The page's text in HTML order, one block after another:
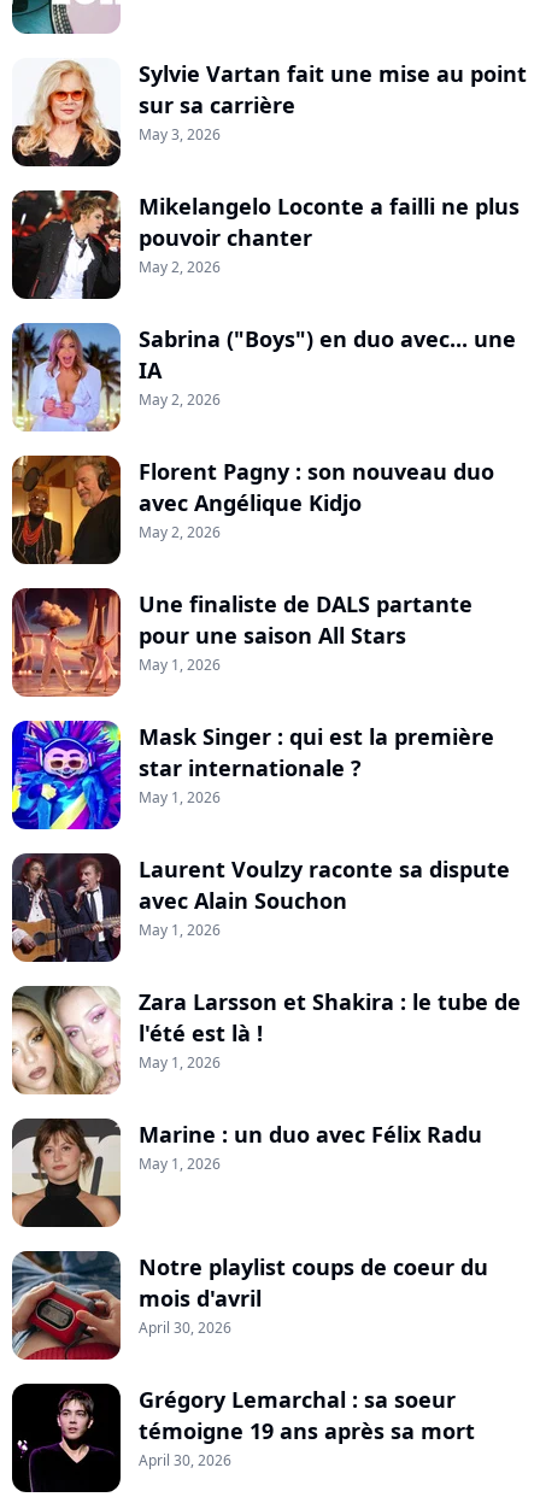
Sylvie Vartan fait une mise au point
sur sa carrière
May 3, 2026
Mikelangelo Loconte a failli ne plus
pouvoir chanter
May 2, 2026
Sabrina ("Boys") en duo avec... une
IA
May 2, 2026
Florent Pagny : son nouveau duo
avec Angélique Kidjo
May 2, 2026
Une finaliste de DALS partante
pour une saison All Stars
May 1, 2026
Mask Singer : qui est la première
star internationale ?
May 1, 2026
Laurent Voulzy raconte sa dispute
avec Alain Souchon
May 1, 2026
Zara Larsson et Shakira : le tube de
l'été est là !
May 1, 2026
Marine : un duo avec Félix Radu
May 1, 2026
Notre playlist coups de coeur du
mois d'avril
April 30, 2026
Grégory Lemarchal : sa soeur
témoigne 19 ans après sa mort
April 30, 2026